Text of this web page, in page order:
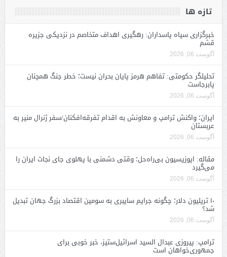
تازه ها
خبرگزاری سپاه پاسداران: رهگیری اهداف متخاصم در نزدیکی جزیره
قشم
آگوست 06, 2026
تحلیلگر حکومتی: تفاهم هرمز پایان بحران نیست؛ خطر جنگ همچنان
پابرجاست
آگوست 06, 2026
ایران؛ واکنش ترامپ و معاونش به اقدام تفرقه‌افکنان/سفر ژنرال منیر به
عربستان
آگوست 06, 2026
مقاله: اپوزیسیون بی‌راه‌حل؛ وقتی دشمنی با پهلوی جای نجات ایران را
می‌گیرد
آگوست 06, 2026
۱۰ تریلیون دلار؛ چگونه جرایم سایبری به سومین اقتصاد بزرگ جهان تبدیل
شد؟
آگوست 06, 2026
ترامپ: پیروزی عبدال السید اسرائیل‌ستیز، خبر خوبی برای
جمهوری‌خواهان است